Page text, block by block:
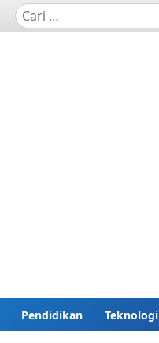
Pendidikan Teknologi